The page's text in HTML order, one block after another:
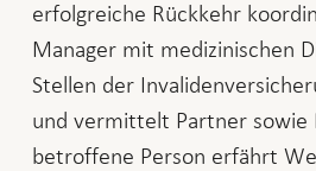
erfolgreiche Rückkehr
Manager mit medizinischen
Stellen der
und vermittelt Partner sowie
betroffene Person erfährt